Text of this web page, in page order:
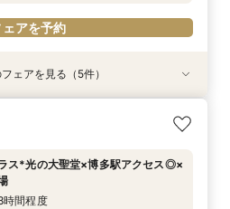
ェアを予約
見学★】在宅&スマホでOK！オン
方も大歓迎】最短90分×見積もり相
日予約◎／フレンチ試食＆直前予約
典付
17:00〜
貸切邸宅で残す大切な一日！期間限
会
17:00〜
万優待★ドレス試着】光の大聖堂
17:00〜
ェアを見る（5件）
ス*光の大聖堂×博多駅アクセス◎×
時間程度